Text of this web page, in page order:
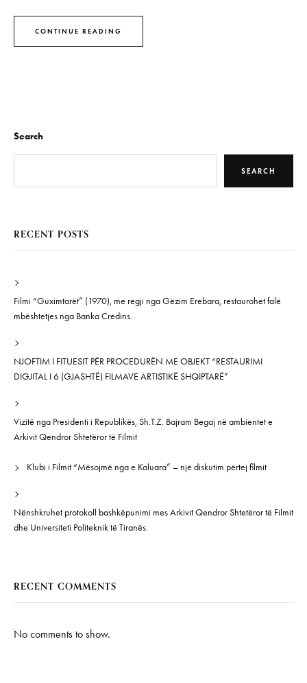
CONTINUE READING
Search
SEARCH
RECENT POSTS
Filmi “Guximtarët” (1970), me regji nga Gëzim Erebara, restaurohet falë
mbështetjes nga Banka Credins.
NJOFTIM I FITUESIT PËR PROCEDURËN ME OBJEKT “RESTAURIMI
DIGJITAL I 6 (GJASHTË) FILMAVE ARTISTIKË SHQIPTARË”
Vizitë nga Presidenti i Republikës, Sh.T.Z. Bajram Begaj në ambientet e
Arkivit Qendror Shtetëror të Filmit
Klubi i Filmit “Mësojmë nga e Kaluara” – një diskutim përtej filmit
Nënshkruhet protokoll bashkëpunimi mes Arkivit Qendror Shtetëror të Filmit
dhe Universiteti Politeknik të Tiranës.
RECENT COMMENTS
No comments to show.